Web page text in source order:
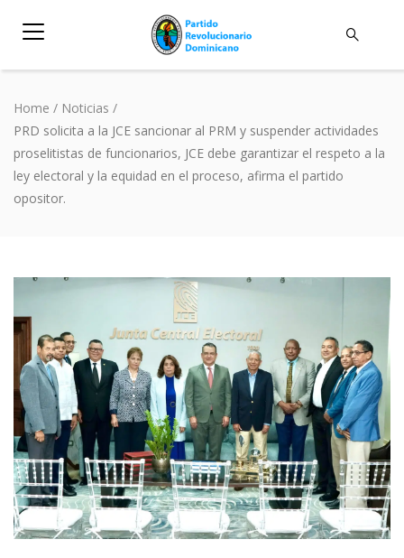
Home / Noticias /
PRD solicita a la JCE sancionar al PRM y suspender actividades
proselitistas de funcionarios, JCE debe garantizar el respeto a la
ley electoral y la equidad en el proceso, afirma el partido
opositor.